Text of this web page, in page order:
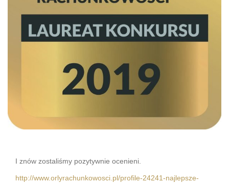
I znów zostaliśmy pozytywnie ocenieni.
http://www.orlyrachunkowosci.pl/profile-24241-najlepsze-